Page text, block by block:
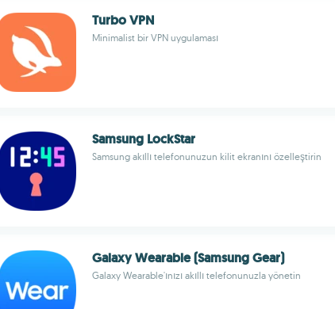
Turbo VPN
Minimalist bir VPN uygulaması
Samsung LockStar
Samsung akıllı telefonunuzun kilit ekranını özelleştirin
Galaxy Wearable (Samsung Gear)
Galaxy Wearable'ınızı akıllı telefonunuzla yönetin